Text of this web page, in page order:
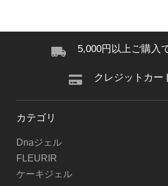
5,000円以上ご購入
クレジットカー
カテゴリ
Dnaジェル
FLEURIR
ケーキジェル